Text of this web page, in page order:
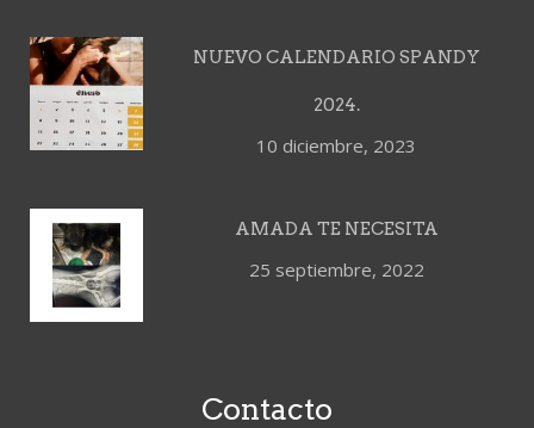
NUEVO CALENDARIO SPANDY
2024.
10 diciembre, 2023
AMADA TE NECESITA
25 septiembre, 2022
Contacto